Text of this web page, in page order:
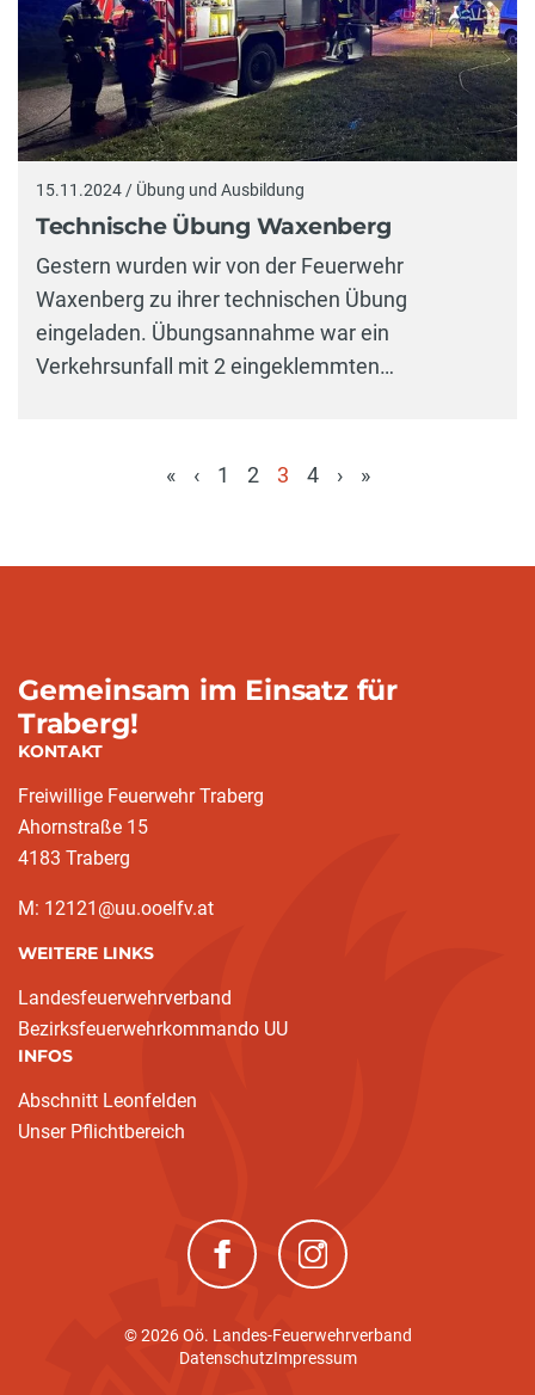
15.11.2024 / Übung und Ausbildung
Technische Übung Waxenberg
Gestern wurden wir von der Feuerwehr
Waxenberg zu ihrer technischen Übung
eingeladen. Übungsannahme war ein
Verkehrsunfall mit 2 eingeklemmten…
« ‹ 1 2
3
4 › »
Gemeinsam im Einsatz für
Traberg!
KONTAKT
Freiwillige Feuerwehr Traberg
Ahornstraße 15
4183 Traberg
M: 12121@uu.ooelfv.at
WEITERE LINKS
Landesfeuerwehrverband
Bezirksfeuerwehrkommando UU
INFOS
Abschnitt Leonfelden
Unser Pflichtbereich
(neues Fenster)(neues Fenster)
© 2026 Oö. Landes-Feuerwehrverband
DatenschutzImpressum